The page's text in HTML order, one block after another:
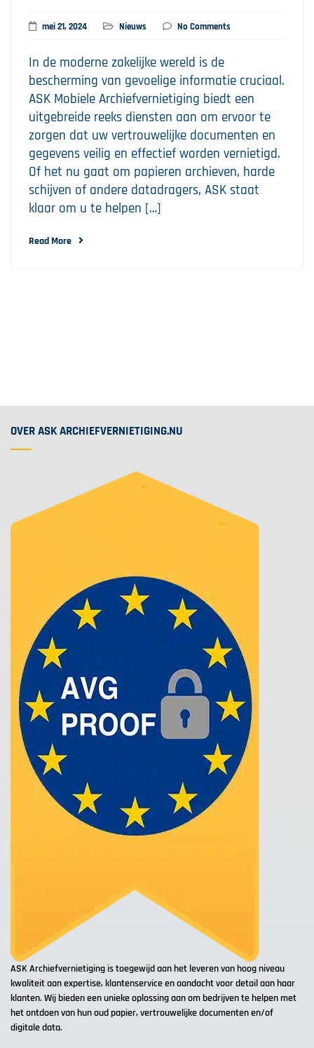
mei 21, 2024 Nieuws No Comments
In de moderne zakelijke wereld is de
bescherming van gevoelige informatie cruciaal.
ASK Mobiele Archiefvernietiging biedt een
uitgebreide reeks diensten aan om ervoor te
zorgen dat uw vertrouwelijke documenten en
gegevens veilig en effectief worden vernietigd.
Of het nu gaat om papieren archieven, harde
schijven of andere datadragers, ASK staat
klaar om u te helpen […]
Read More
OVER ASK ARCHIEFVERNIETIGING.NU
ASK Archiefvernietiging is toegewijd aan het leveren van hoog niveau
kwaliteit aan expertise, klantenservice en aandacht voor detail aan haar
klanten. Wij bieden een unieke oplossing aan om bedrijven te helpen met
het ontdoen van hun oud papier, vertrouwelijke documenten en/of
digitale data.